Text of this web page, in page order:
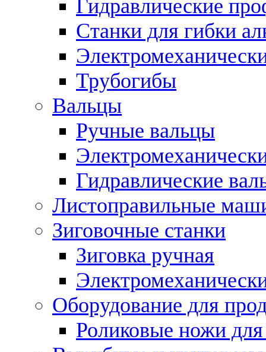
Гидравлические
Станки для гибки
Трубогибы
Вальцы
Ручные вальцы
Гидравлические
Листоправильные
Зиговочные станки
Зиговка ручная
Оборудование для
Роликовые ножи для